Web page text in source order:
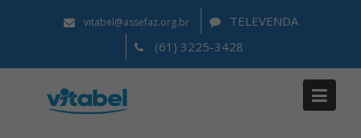
vitabel@assefaz.org.br
TELEVENDA
(61) 3225-3428
Institucional